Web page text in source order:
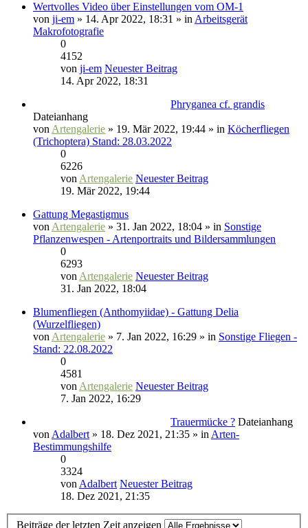
Wertvolles Video über Einstellungen vom OM-1
von ji-em » 14. Apr 2022, 18:31 » in Arbeitsgerät
Makrofotografie
0
4152
von ji-em Neuester Beitrag
14. Apr 2022, 18:31
Phryganea cf. grandis
Dateianhang
von Artengalerie » 19. Mär 2022, 19:44 » in Köcherfliegen
(Trichoptera) Stand: 28.03.2022
0
6226
von Artengalerie Neuester Beitrag
19. Mär 2022, 19:44
Gattung Megastigmus
von Artengalerie » 31. Jan 2022, 18:04 » in Sonstige
Pflanzenwespen - Artenportraits und Bildersammlungen
0
6293
von Artengalerie Neuester Beitrag
31. Jan 2022, 18:04
Blumenfliegen (Anthomyiidae) - Gattung Delia
(Wurzelfliegen)
von Artengalerie » 7. Jan 2022, 16:29 » in Sonstige Fliegen -
Stand: 22.08.2022
0
4581
von Artengalerie Neuester Beitrag
7. Jan 2022, 16:29
Trauermücke ? Dateianhang
von Adalbert » 18. Dez 2021, 21:35 » in Arten-
Bestimmungshilfe
0
3324
von Adalbert Neuester Beitrag
18. Dez 2021, 21:35
Beiträge der letzten Zeit anzeigen